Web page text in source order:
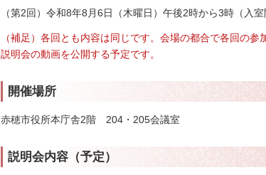
（第2回）令和8年8月6日（木曜日）午後2時から3時（入室
（補足）各回とも内容は同じです。会場の都合で各回の
説明会の動画を公開する予定です。
開催場所
赤穂市役所本庁舎2階 204・205会議室
説明会内容（予定）